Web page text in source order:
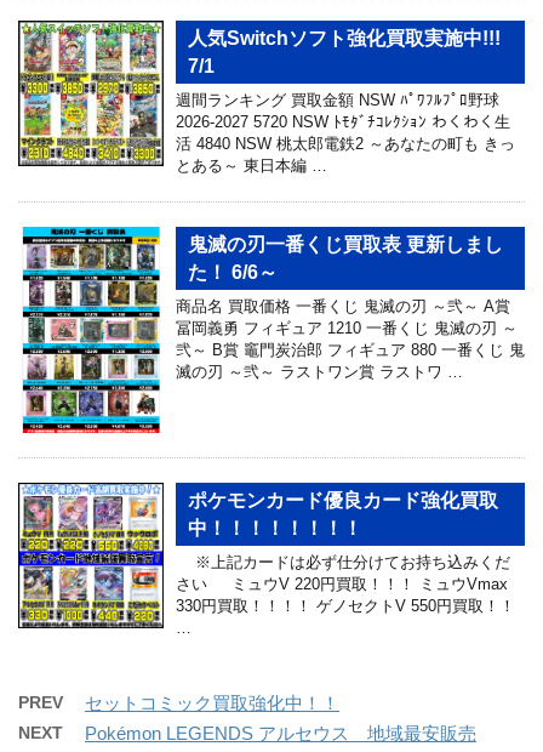
人気Switchソフト強化買取実施中!!!
7/1
週間ランキング 買取金額 NSW ﾊﾟﾜﾌﾙﾌﾟﾛ野球
2026-2027 5720 NSW ﾄﾓﾀﾞﾁｺﾚｸｼｮﾝ わくわく生
活 4840 NSW 桃太郎電鉄2 ～あなたの町も きっ
とある～ 東日本編 …
鬼滅の刃一番くじ買取表 更新しまし
た！ 6/6～
商品名 買取価格 一番くじ 鬼滅の刃 ～弐～ A賞
冨岡義勇 フィギュア 1210 一番くじ 鬼滅の刃 ～
弐～ B賞 竈門炭治郎 フィギュア 880 一番くじ 鬼
滅の刃 ～弐～ ラストワン賞 ラストワ …
ポケモンカード優良カード強化買取
中！！！！！！！！
※上記カードは必ず仕分けてお持ち込みくだ
さい ミュウV 220円買取！！！ ミュウVmax
330円買取！！！！ ゲノセクトV 550円買取！！
…
PREV セットコミック買取強化中！！
NEXT Pokémon LEGENDS アルセウス 地域最安販売